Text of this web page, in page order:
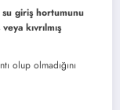
su giriş hortumunu
kıvrılmış
olup olmadığını